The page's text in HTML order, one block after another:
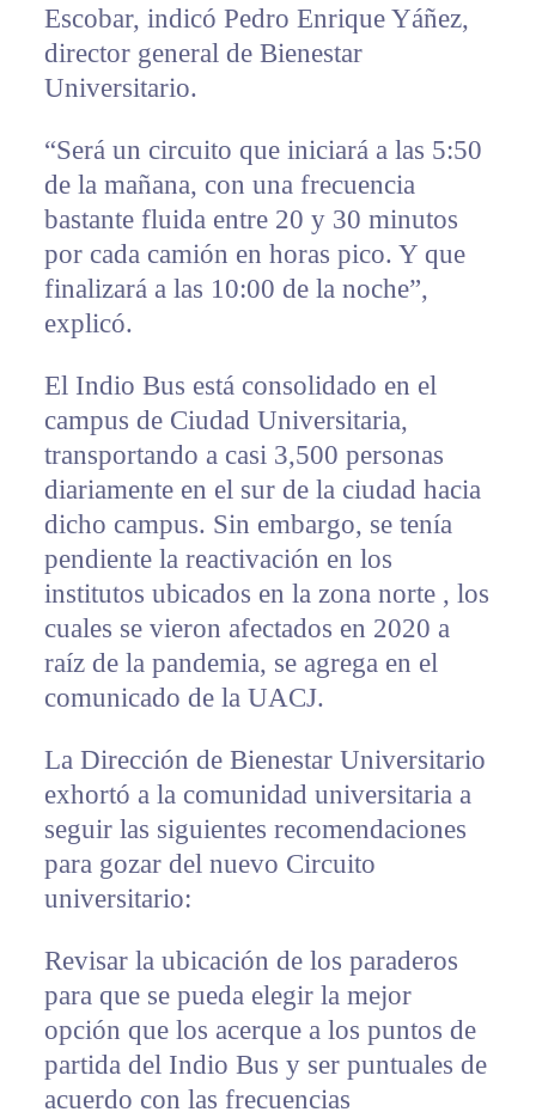
Escobar, indicó Pedro Enrique Yáñez,
director general de Bienestar
Universitario.
“Será un circuito que iniciará a las 5:50
de la mañana, con una frecuencia
bastante fluida entre 20 y 30 minutos
por cada camión en horas pico. Y que
finalizará a las 10:00 de la noche”,
explicó.
El Indio Bus está consolidado en el
campus de Ciudad Universitaria,
transportando a casi 3,500 personas
diariamente en el sur de la ciudad hacia
dicho campus. Sin embargo, se tenía
pendiente la reactivación en los
institutos ubicados en la zona norte , los
cuales se vieron afectados en 2020 a
raíz de la pandemia, se agrega en el
comunicado de la UACJ.
La Dirección de Bienestar Universitario
exhortó a la comunidad universitaria a
seguir las siguientes recomendaciones
para gozar del nuevo Circuito
universitario:
Revisar la ubicación de los paraderos
para que se pueda elegir la mejor
opción que los acerque a los puntos de
partida del Indio Bus y ser puntuales de
acuerdo con las frecuencias